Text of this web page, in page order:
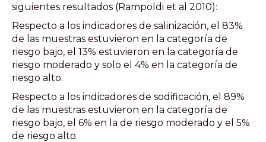
siguientes resultados (Rampoldi et al 2010):
Respecto a los indicadores de salinización, el 83%
de las muestras estuvieron en la categoría de
riesgo bajo, el 13% estuvieron en la categoría de
riesgo moderado y solo el 4% en la categoría de
riesgo alto.
Respecto a los indicadores de sodificación, el 89%
de las muestras estuvieron en la categoría de
riesgo bajo, el 6% en la de riesgo moderado y el 5%
de riesgo alto.